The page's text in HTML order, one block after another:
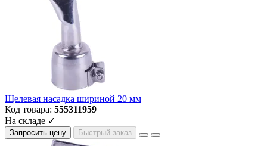
Щелевая насадка шириной 20 мм
Код товара: 555311959
На складе ✓
Запросить цену Быстрый заказ